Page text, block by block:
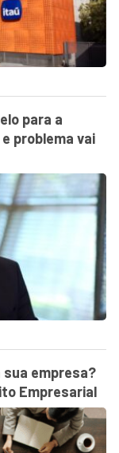
para a
problema vai
empresa?
Empresarial